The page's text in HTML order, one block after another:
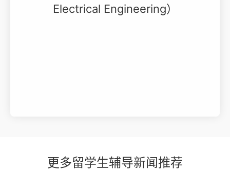
Electrical Engineering）
更多留学生辅导新闻推荐